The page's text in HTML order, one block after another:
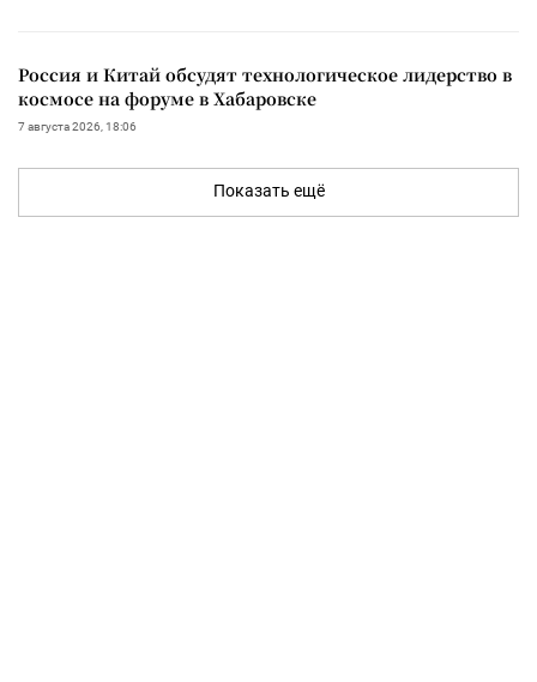
Россия и Китай обсудят технологическое лидерство в
космосе на форуме в Хабаровске
7 августа 2026, 18:06
Показать ещё